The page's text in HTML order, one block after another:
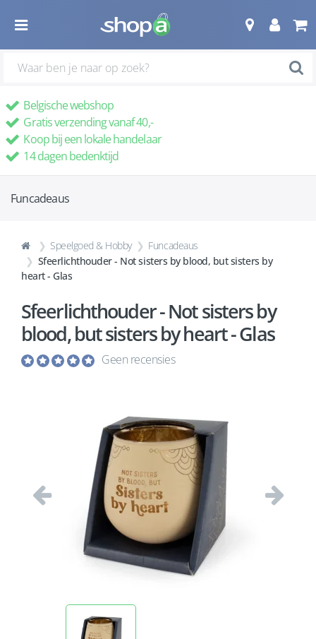
Belgische webshop
Gratis verzending vanaf 40,-
Koop bij een lokale handelaar
14 dagen bedenktijd
Funcadeaus
Speelgoed & Hobby
Funcadeaus
Sfeerlichthouder - Not sisters by blood, but sisters by
heart - Glas
Sfeerlichthouder - Not sisters by
blood, but sisters by heart - Glas
Geen recensies
Vorige